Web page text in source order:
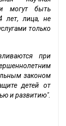
могут быть
лет, лица, не
только
при
законом
детей от
и развитию".